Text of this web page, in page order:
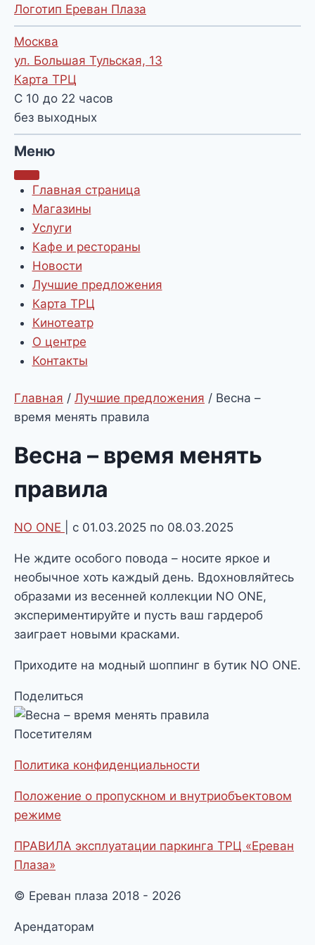
Логотип Ереван Плаза
Москва
ул. Большая Тульская, 13
Карта ТРЦ
С 10 до 22 часов
без выходных
Меню
Главная страница
Магазины
Услуги
Кафе и рестораны
Новости
Лучшие предложения
Карта ТРЦ
Кинотеатр
О центре
Контакты
Главная / Лучшие предложения / Весна –
время менять правила
Весна – время менять
правила
NO ONE | с 01.03.2025 по 08.03.2025
Не ждите особого повода – носите яркое и
необычное хоть каждый день. Вдохновляйтесь
образами из весенней коллекции NO ONE,
экспериментируйте и пусть ваш гардероб
заиграет новыми красками.
Приходите на модный шоппинг в бутик NO ONE.
Поделиться
Посетителям
Политика конфиденциальности
Положение о пропускном и внутриобъектовом
режиме
ПРАВИЛА эксплуатации паркинга ТРЦ «Ереван
Плаза»
© Ереван плаза 2018 - 2026
Арендаторам